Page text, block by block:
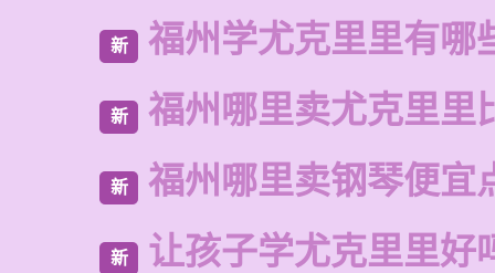
新 福州学尤克里里有哪
新 福州哪里卖尤克里里
新 福州哪里卖钢琴便宜
新 让孩子学尤克里里好